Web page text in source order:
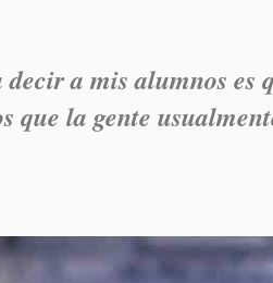
decir a mis alumnos
que la gente